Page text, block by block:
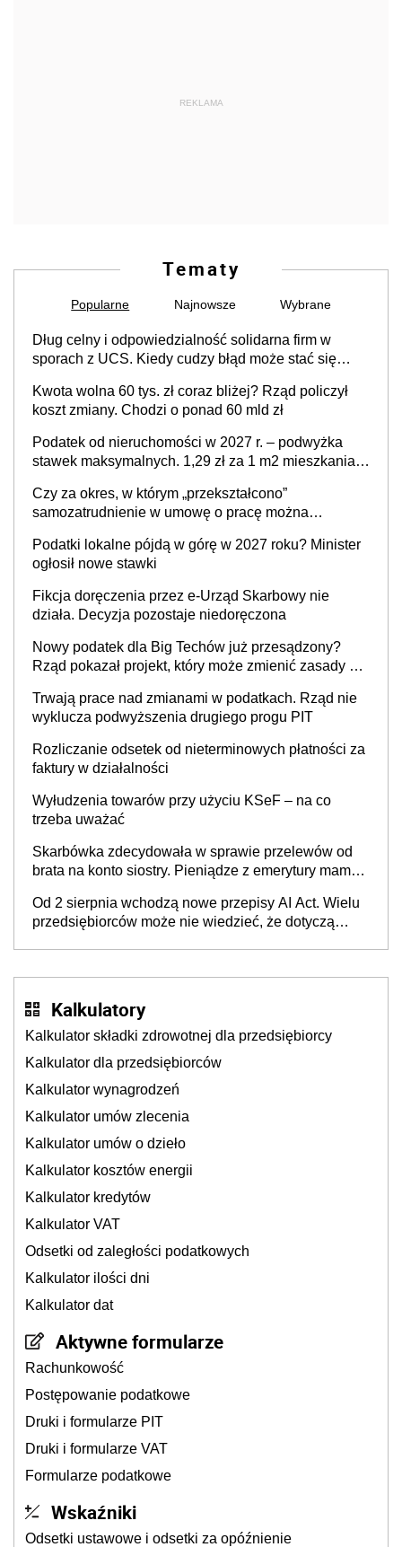
REKLAMA
Tematy
Popularne Najnowsze Wybrane
Dług celny i odpowiedzialność solidarna firm w
sporach z UCS. Kiedy cudzy błąd może stać się
Kwota wolna 60 tys. zł coraz bliżej? Rząd policzył
koszt zmiany. Chodzi o ponad 60 mld zł
Podatek od nieruchomości w 2027 r. – podwyżka
stawek maksymalnych. 1,29 zł za 1 m2 mieszkania,
prowadzeniem działalności gospodarczej
Czy za okres, w którym „przekształcono”
samozatrudnienie w umowę o pracę można
cywilnoprawnej jedynym racjonalnym wyjściem
Podatki lokalne pójdą w górę w 2027 roku? Minister
ogłosił nowe stawki
Fikcja doręczenia przez e-Urząd Skarbowy nie
działa. Decyzja pozostaje niedoręczona
Nowy podatek dla Big Techów już przesądzony?
Rząd pokazał projekt, który może zmienić zasady gry
Trwają prace nad zmianami w podatkach. Rząd nie
wyklucza podwyższenia drugiego progu PIT
Rozliczanie odsetek od nieterminowych płatności za
faktury w działalności
Wyłudzenia towarów przy użyciu KSeF – na co
trzeba uważać
Skarbówka zdecydowała w sprawie przelewów od
brata na konto siostry. Pieniądze z emerytury mamy
będzie
Od 2 sierpnia wchodzą nowe przepisy AI Act. Wielu
przedsiębiorców może nie wiedzieć, że dotyczą
Kalkulatory
Kalkulator składki zdrowotnej dla przedsiębiorcy
Kalkulator dla przedsiębiorców
Kalkulator wynagrodzeń
Kalkulator umów zlecenia
Kalkulator umów o dzieło
Kalkulator kosztów energii
Kalkulator kredytów
Kalkulator VAT
Odsetki od zaległości podatkowych
Kalkulator ilości dni
Kalkulator dat
Aktywne formularze
Rachunkowość
Postępowanie podatkowe
Druki i formularze PIT
Druki i formularze VAT
Formularze podatkowe
Wskaźniki
Odsetki ustawowe i odsetki za opóźnienie